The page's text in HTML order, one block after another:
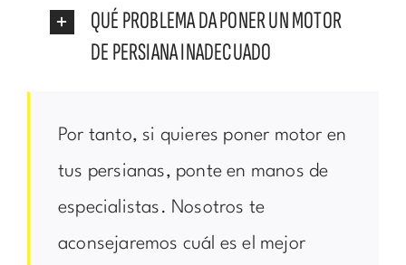
QUÉ PROBLEMA DA PONER UN MOTOR
DE PERSIANA INADECUADO
Por tanto, si quieres poner motor en
tus persianas, ponte en manos de
especialistas. Nosotros te
aconsejaremos cuál es el mejor